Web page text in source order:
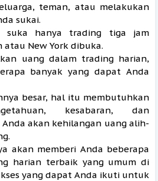
teman, atau melakukan
sukai.
suka hanya trading tiga jam
atau New York dibuka.
uang dalam trading harian,
banyak yang dapat Anda
besar, hal itu membutuhkan
kesabaran, dan
akan kehilangan uang alih-
akan memberi Anda beberapa
harian terbaik yang umum di
yang dapat Anda ikuti untuk